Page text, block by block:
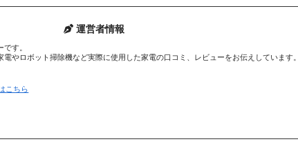
運営者情報
す。
電やロボット掃除機など実際に使用した家電の口コミ、レビューをお伝えしています。
こちら